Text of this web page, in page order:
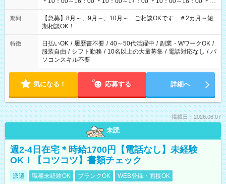
11：00～19：00 ＊12：00～19：00 ＊13：00～19：00
期間
【急募】8月～、9月～、10月～ ご相談OKです ＃2カ月～短
期相談OK！
特徴 日払いOK / 履歴書不要 / 40～50代活躍中 / 副業・WワークOK /
服装自由 / シフト勤務 / 10名以上の大量募集 / 電話対応なし / パ
ソコンスキル不要
気になる！ 応募する 詳細へ
掲載日：2026.08.07
未読
週2-4日在宅＊時給1700円【電話なし】未経験
OK！【コツコツ】書類チェック
派遣 職種未経験OK ブランクOK WEB登録・面接OK